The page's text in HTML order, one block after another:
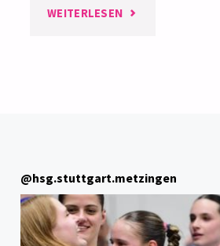
WEITERLESEN"BOCK
HANDBALL-
@hsg.stuttgart.metzingen